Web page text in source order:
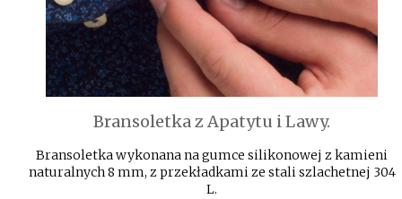
Bransoletka z Apatytu i Lawy.
Bransoletka wykonana na gumce silikonowej z kamieni
naturalnych 8 mm, z przekładkami ze stali szlachetnej 304
L.